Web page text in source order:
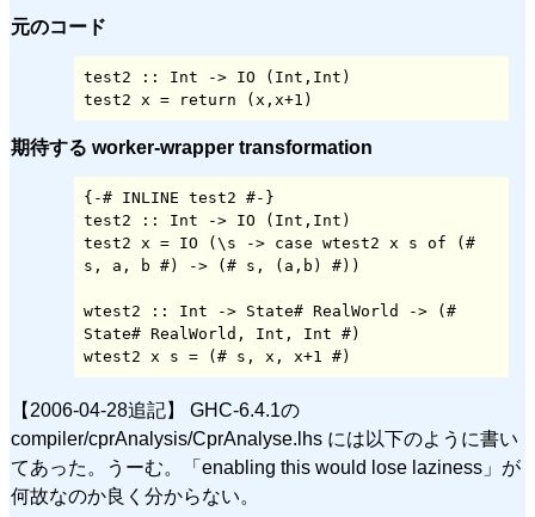
元のコード
test2 :: Int -> IO (Int,Int)
期待する worker-wrapper transformation
{-# INLINE test2 #-}
test2 :: Int -> IO (Int,Int)
test2 x = IO (\s -> case wtest2 x s of (#
s, a, b #) -> (# s, (a,b) #))
wtest2 :: Int -> State# RealWorld -> (#
State# RealWorld, Int, Int #)
【2006-04-28追記】 GHC-6.4.1の
compiler/cprAnalysis/CprAnalyse.lhs には以下のように書い
てあった。うーむ。「enabling this would lose laziness」が
何故なのか良く分からない。